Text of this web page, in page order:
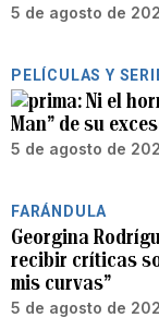
5 de agosto de
PELÍCULAS Y
Ni el
Man” de su
5 de agosto de
FARÁNDULA
Georgina
recibir críticas
mis curvas”
5 de agosto de